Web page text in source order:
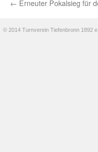
← Erneuter Pokalsieg für
© 2014 Turnverein Tiefenbronn 1892